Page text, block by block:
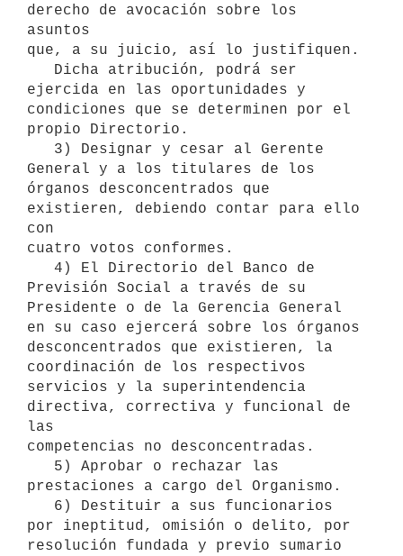
derecho de avocación sobre los
asuntos
que, a su juicio, así lo justifiquen.
ejercida en las oportunidades y
condiciones que se determinen por el
propio Directorio.
General y a los titulares de los
órganos desconcentrados que
existieren, debiendo contar para ello
con
cuatro votos conformes.
Previsión Social a través de su
Presidente o de la Gerencia General
en su caso ejercerá sobre los órganos
desconcentrados que existieren, la
coordinación de los respectivos
servicios y la superintendencia
directiva, correctiva y funcional de
las
competencias no desconcentradas.
prestaciones a cargo del Organismo.
por ineptitud, omisión o delito, por
resolución fundada y previo sumario